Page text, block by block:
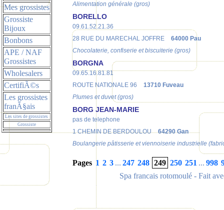
Mes grossistes
Grossiste
Bijoux
Bonbons
APE / NAF
Grossistes
Wholesalers
CertifiÃ©s
Les grossistes
franÃ§ais
Les sites de grossistes
Grossiste
Alimentation générale (gros)
BORELLO
09.61.52.21.36
28 RUE DU MARECHAL JOFFRE
64000 Pau
Chocolaterie, confiserie et biscuiterie (gros)
BORGNA
09.65.16.81.81
ROUTE NATIONALE 96
13710 Fuveau
Plumes et duvet (gros)
BORG JEAN-MARIE
pas de telephone
1 CHEMIN DE BERDOULOU
64290 Gan
Boulangerie pâtisserie et viennoiserie industrielle
Pages 1 2 3 ... 247 248 249 250 251 ... 998
Spa francais rotomoulé - Fait